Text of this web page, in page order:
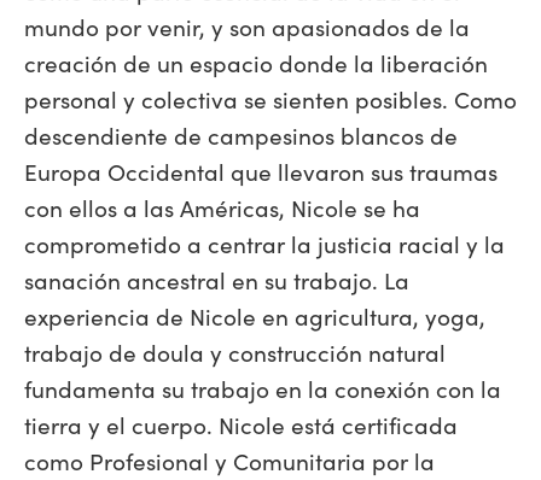
mundo por venir, y son apasionados de la
creación de un espacio donde la liberación
personal y colectiva se sienten posibles. Como
descendiente de campesinos blancos de
Europa Occidental que llevaron sus traumas
con ellos a las Américas, Nicole se ha
comprometido a centrar la justicia racial y la
sanación ancestral en su trabajo. La
experiencia de Nicole en agricultura, yoga,
trabajo de doula y construcción natural
fundamenta su trabajo en la conexión con la
tierra y el cuerpo. Nicole está certificada
como Profesional y Comunitaria por la